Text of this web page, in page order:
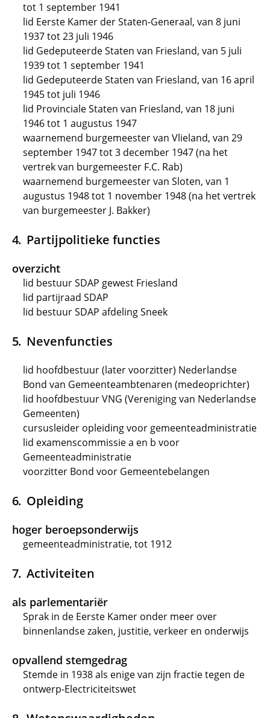
tot 1 september 1941
lid Eerste Kamer der Staten-Generaal, van 8 juni
1937 tot 23 juli 1946
lid Gedeputeerde Staten van Friesland, van 5 juli
1939 tot 1 september 1941
lid Gedeputeerde Staten van Friesland, van 16 april
1945 tot juli 1946
lid Provinciale Staten van Friesland, van 18 juni
1946 tot 1 augustus 1947
waarnemend burgemeester van Vlieland, van 29
september 1947 tot 3 december 1947 (na het
vertrek van burgemeester F.C. Rab)
waarnemend burgemeester van Sloten, van 1
augustus 1948 tot 1 november 1948 (na het vertrek
van burgemeester J. Bakker)
Partijpolitieke functies
overzicht
lid bestuur SDAP gewest Friesland
lid partijraad SDAP
lid bestuur SDAP afdeling Sneek
Nevenfuncties
lid hoofdbestuur (later voorzitter) Nederlandse
Bond van Gemeenteambtenaren (medeoprichter)
lid hoofdbestuur VNG (Vereniging van Nederlandse
Gemeenten)
cursusleider opleiding voor gemeenteadministratie
lid examenscommissie a en b voor
Gemeenteadministratie
voorzitter Bond voor Gemeentebelangen
Opleiding
hoger beroepsonderwijs
gemeenteadministratie, tot 1912
Activiteiten
als parlementariër
Sprak in de Eerste Kamer onder meer over
binnenlandse zaken, justitie, verkeer en onderwijs
opvallend stemgedrag
Stemde in 1938 als enige van zijn fractie tegen de
ontwerp-Electriciteitswet